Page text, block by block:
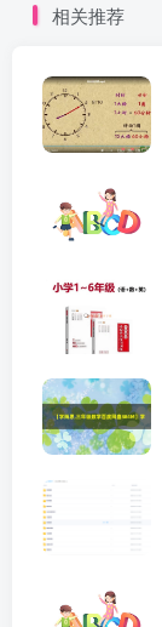
相关推荐